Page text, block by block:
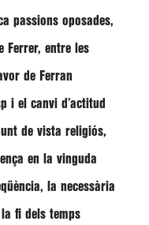
passions oposades,
Ferrer, entre les
de Ferran
i el canvi d’actitud
de vista religiós,
en la vinguda
la necessària
fi dels temps